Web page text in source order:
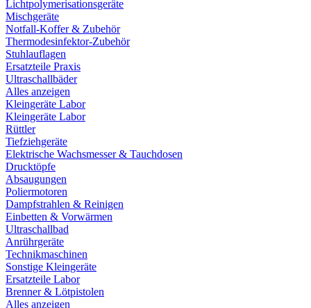
Lichtpolymerisationsgeräte
Mischgeräte
Notfall-Koffer & Zubehör
Thermodesinfektor-Zubehör
Stuhlauflagen
Ersatzteile Praxis
Ultraschallbäder
Alles anzeigen
Kleingeräte Labor
Kleingeräte Labor
Rüttler
Tiefziehgeräte
Elektrische Wachsmesser & Tauchdosen
Drucktöpfe
Absaugungen
Poliermotoren
Dampfstrahlen & Reinigen
Einbetten & Vorwärmen
Ultraschallbad
Anrührgeräte
Technikmaschinen
Sonstige Kleingeräte
Ersatzteile Labor
Brenner & Lötpistolen
Alles anzeigen